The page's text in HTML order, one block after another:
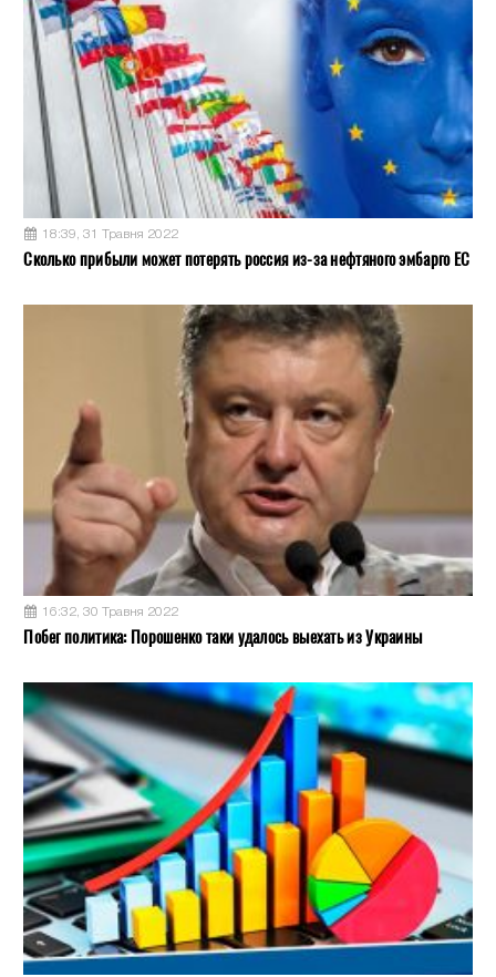
18:39, 31 Травня 2022
Сколько прибыли может потерять россия из-за нефтяного эмбарго ЕС
16:32, 30 Травня 2022
Побег политика: Порошенко таки удалось выехать из Украины